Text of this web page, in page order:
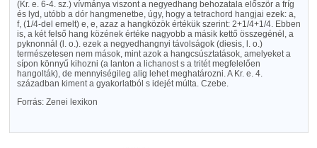
(Kr. e. 6-4. sz.) vívmánya viszont a negyedhang behozatala először a fríg
és lyd, utóbb a dór hangmenetbe, úgy, hogy a tetrachord hangjai ezek: a,
f, (1/4-del emelt) e, e, azaz a hangközök értékük szerint: 2+1/4+1/4. Ebben
is, a két felső hang közének értéke nagyobb a másik kettő összegénél, a
pyknonnál (l. o.). ezek a negyedhangnyi távolságok (diesis, l. o.)
természetesen nem mások, mint azok a hangcsúsztatások, amelyeket a
sípon könnyű kihozni (a lanton a lichanost s a tritét megfelelően
hangolták), de mennyiségileg alig lehet meghatározni. A Kr. e. 4.
században kiment a gyakorlatból s idejét múlta. Czebe.
Forrás: Zenei lexikon